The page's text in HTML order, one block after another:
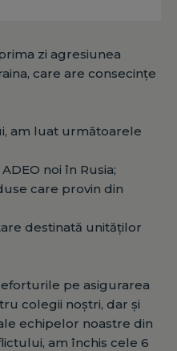
zi agresiunea
care are consecințe
am luat următoarele
noi în Rusia;
care provin din
destinată unităților
pe asigurarea
colegii noștri, dar și
echipelor noastre din
am închis cele 6